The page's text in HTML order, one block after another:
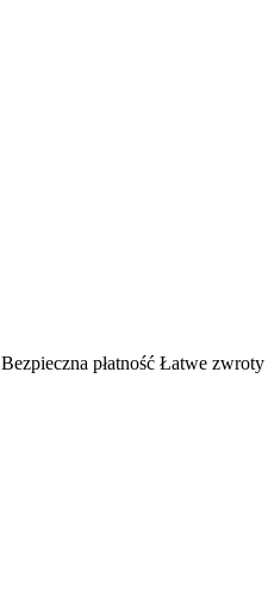
Bezpieczna płatność Łatwe zwroty